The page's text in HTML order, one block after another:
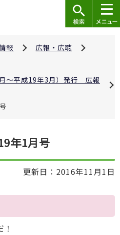
報
広報・広聴
～平成19年3月）発行 広報
年1月号
更新日：2016年11月1日